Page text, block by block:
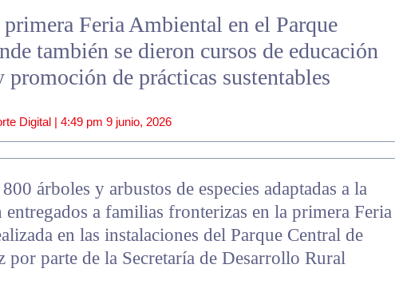
Feria Ambiental en el Parque
también se dieron cursos de educación
promoción de prácticas sustentables
Digital | 4:49 pm 9 junio, 2026
árboles y arbustos de especies adaptadas a la
a familias fronterizas en la primera Feria
en las instalaciones del Parque Central de
por parte de la Secretaría de Desarrollo Rural